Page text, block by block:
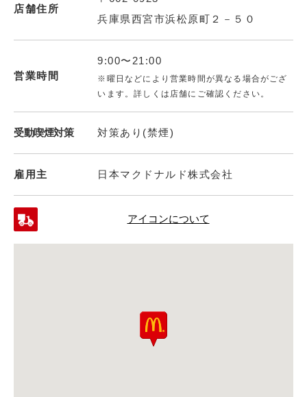
店舗住所
兵庫県西宮市浜松原町２－５０
営業時間
9:00〜21:00
※曜日などにより営業時間が異なる場合がござ
います。詳しくは店舗にご確認ください。
受動喫煙対策 対策あり(禁煙)
雇用主 日本マクドナルド株式会社
アイコンについて